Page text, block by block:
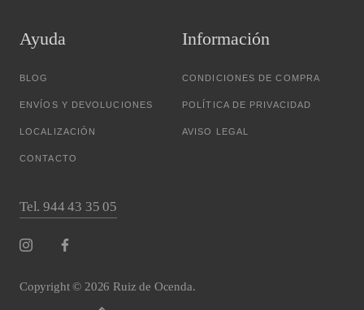
Ayuda
BLOG
ENVÍOS Y DEVOLUCIONES
LOCALIZACIÓN
CONTACTO
Información
CONDICIONES DE COMPRA
POLÍTICA DE PRIVACIDAD
AVISO LEGAL
Tel. 944 43 35 05
Copyright © 2026 Ruiz de Ocenda.